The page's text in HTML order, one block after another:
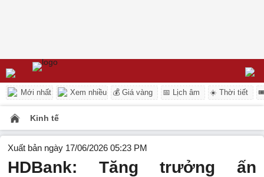
Mới nhất Xem nhiều 💰 Giá vàng 📅 Lịch âm ☀️ Thời tiết
Kinh tế
Xuất bản ngày 17/06/2026 05:23 PM
HDBank: Tăng trưởng ấn